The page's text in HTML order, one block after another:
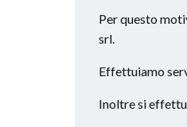
Per questo
srl.
Effettuiamo
Inoltre si